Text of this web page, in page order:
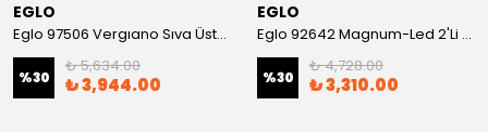
EGLO
Eglo 97506 Vergıano Sıva Üstü Spot
%30
₺ 5,634.00
₺ 3,944.00
EGLO
Eglo 92642 Magnum-Led 2'Li Sıva Üstü Spot
%30
₺ 4,728.00
₺ 3,310.00